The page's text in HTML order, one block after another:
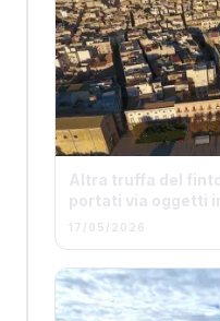
Altra truffa del
portati via oggetti
17/05/2026